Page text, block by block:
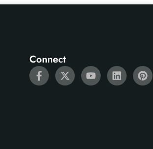
Connect